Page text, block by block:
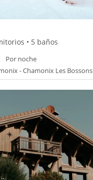
• 5 baños
Por noche
- Chamonix Les Bossons